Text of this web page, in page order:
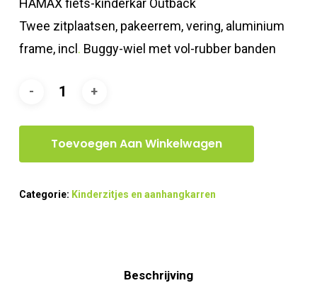
€699,00.€599,00.
HAMAX fiets-kinderkar Outback
Twee zitplaatsen, pakeerrem, vering, aluminium
frame, incl. Buggy-wiel met vol-rubber banden
Toevoegen Aan Winkelwagen
Categorie: Kinderzitjes en aanhangkarren
Beschrijving